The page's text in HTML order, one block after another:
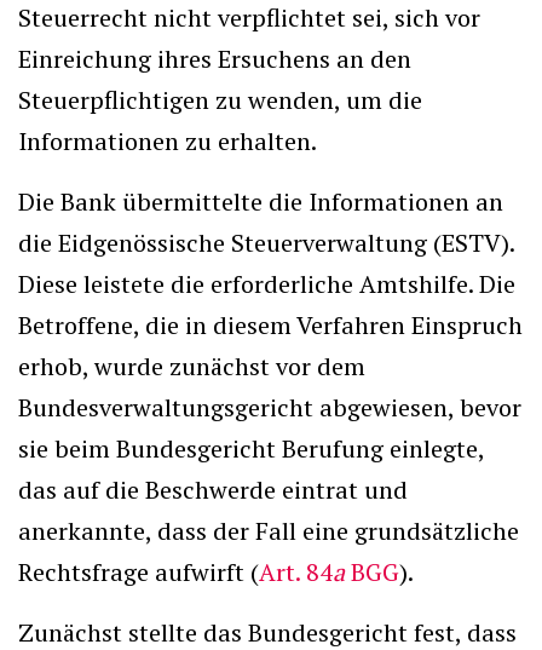
Steuerrecht nicht verpflichtet sei, sich vor
Einreichung ihres Ersuchens an den
Steuerpflichtigen zu wenden, um die
Informationen zu erhalten.
Die Bank übermittelte die Informationen an
die Eidgenössische Steuerverwaltung (ESTV).
Diese leistete die erforderliche Amtshilfe. Die
Betroffene, die in diesem Verfahren Einspruch
erhob, wurde zunächst vor dem
Bundesverwaltungsgericht abgewiesen, bevor
sie beim Bundesgericht Berufung einlegte,
das auf die Beschwerde eintrat und
anerkannte, dass der Fall eine grundsätzliche
Rechtsfrage aufwirft (Art. 84aBGG).
Zunächst stellte das Bundesgericht fest, dass